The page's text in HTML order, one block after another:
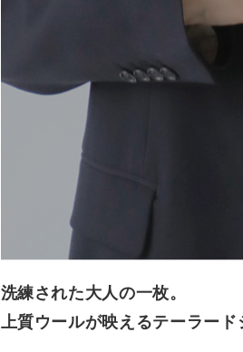
洗練された大人の一枚。
上質ウールが映えるテーラード